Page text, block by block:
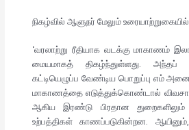
நிகழ்வில் ஆளுநர் மேலும்
‘வரலாற்று ரீதியாக வடக்கு மாகாணம்
மையமாகத் திகழ்ந்துள்ளது. அந்தப்
கட்டியெழுப்ப வேண்டிய பொறுப்பு எம்
மாகாணத்தை எடுத்துக்கொண்டால்
ஆகிய இரண்டு பிரதான துறைகளிலும்
உற்பத்திகள் காணப்படுகின்றன.